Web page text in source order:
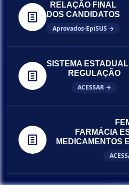
RELAÇÃO FINAL
DOS CANDIDATOS
Aprovados-EpiSUS →
SISTEMA
REGULAÇÃO
ACESSAR →
FARMÁCIA
MEDICAMENTOS